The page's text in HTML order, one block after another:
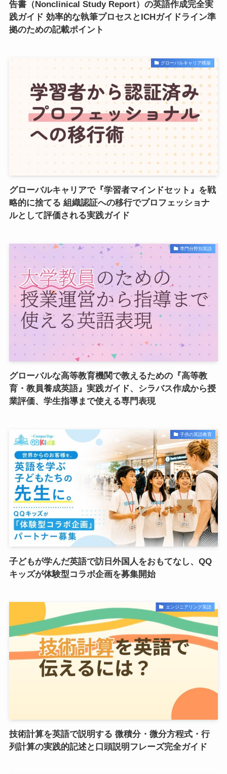
告書（Nonclinical Study Report）の英語作成完全実
践ガイド 効率的な執筆プロセスとICHガイドライン準
拠のための記載ポイント
グローバルキャリア構築
グローバルキャリアで『学習者マインドセット』を戦
略的に捨てる 組織認証への移行でプロフェッショナ
ルとして評価される実践ガイド
専門分野別英語
グローバルな高等教育機関で教えるための『高等教
育・教員養成英語』実践ガイド、シラバス作成から授
業評価、学生指導まで使える専門表現
子供の英語教育
子どもが学んだ英語で訪日外国人をおもてなし、QQ
キッズが体験型コラボ企画を募集開始
エンジニアリング英語
技術計算を英語で説明する 微積分・微分方程式・行
列計算の実践的記述と口頭説明フレーズ完全ガイド